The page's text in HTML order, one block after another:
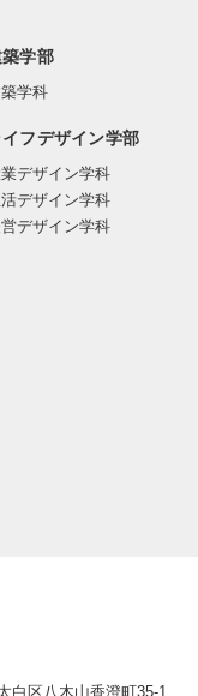
学部
学科
イフデザイン学部
デザイン学科
デザイン学科
デザイン学科
白区八木山香澄町35-1